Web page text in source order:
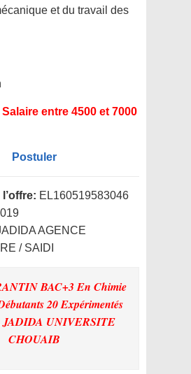
et du travail des
Salaire entre 4500 et 7000
Postuler
EL160519583046
AGENCE
/ SAIDI
BAC+3 En Chimie
20 Expérimentés
JADIDA UNIVERSITE
CHOUAIB